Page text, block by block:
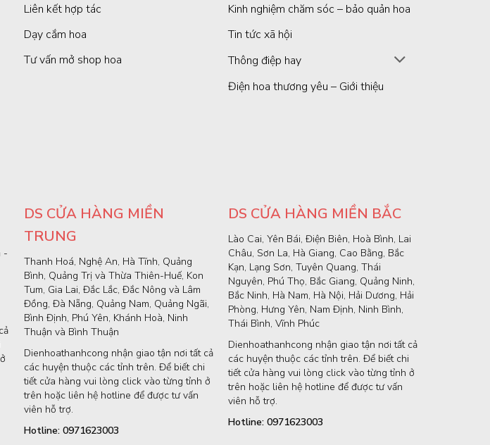
Liên kết hợp tác
Dạy cắm hoa
Tư vấn mở shop hoa
Kinh nghiệm chăm sóc – bảo quản hoa
Tin tức xã hội
Thông điệp hay
Điện hoa thương yêu – Giới thiệu
-
DS CỬA HÀNG MIỀN
TRUNG
Thanh Hoá, Nghệ An, Hà Tĩnh, Quảng
Bình, Quảng Trị và Thừa Thiên-Huế, Kon
Tum, Gia Lai, Đắc Lắc, Đắc Nông và Lâm
Đồng, Đà Nẵng, Quảng Nam, Quảng Ngãi,
Bình Định, Phú Yên, Khánh Hoà, Ninh
Thuận và Bình Thuận
Dienhoathanhcong nhận giao tận nơi tất cả
các huyện thuộc các tỉnh trên. Để biết chi
tiết cửa hàng vui lòng click vào từng tỉnh ở
trên hoặc liên hệ hotline để được tư vấn
viên hỗ trợ.
Hotline: 0971623003
DS CỬA HÀNG MIỀN BẮC
Lào Cai, Yên Bái, Điện Biên, Hoà Bình, Lai
Châu, Sơn La, Hà Giang, Cao Bằng, Bắc
Kạn, Lạng Sơn, Tuyên Quang, Thái
Nguyên, Phú Thọ, Bắc Giang, Quảng Ninh,
Bắc Ninh, Hà Nam, Hà Nội, Hải Dương, Hải
Phòng, Hưng Yên, Nam Định, Ninh Bình,
Thái Bình, Vĩnh Phúc
Dienhoathanhcong nhận giao tận nơi tất cả
các huyện thuộc các tỉnh trên. Để biết chi
tiết cửa hàng vui lòng click vào từng tỉnh ở
trên hoặc liên hệ hotline để được tư vấn
viên hỗ trợ.
Hotline: 0971623003